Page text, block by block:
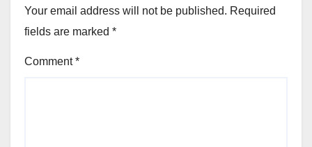
Your email address will not be published. Required
fields are marked *
Comment*